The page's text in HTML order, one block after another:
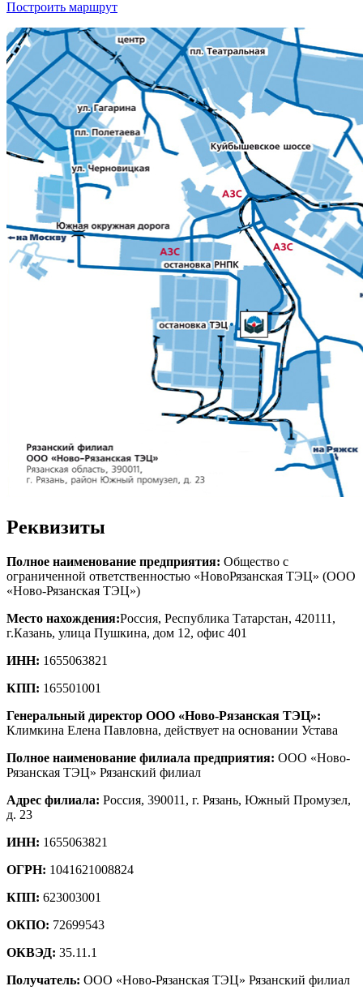
Построить маршрут
Реквизиты
Полное наименование предприятия: Общество с
ограниченной ответственностью «НовоРязанская ТЭЦ» (ООО
«Ново-Рязанская ТЭЦ»)
Место нахождения:Россия, Республика Татарстан, 420111,
г.Казань, улица Пушкина, дом 12, офис 401
ИНН: 1655063821
КПП: 165501001
Генеральный директор ООО «Ново-Рязанская ТЭЦ»:
Климкина Елена Павловна, действует на основании Устава
Полное наименование филиала предприятия: ООО «Ново-
Рязанская ТЭЦ» Рязанский филиал
Адрес филиала: Россия, 390011, г. Рязань, Южный Промузел,
д. 23
ИНН: 1655063821
ОГРН: 1041621008824
КПП: 623003001
ОКПО: 72699543
ОКВЭД: 35.11.1
Получатель: ООО «Ново-Рязанская ТЭЦ» Рязанский филиал